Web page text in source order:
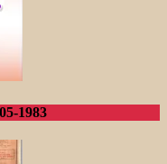
1983